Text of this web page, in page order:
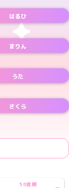
はるひ
まりん
うた
さくら
50音順